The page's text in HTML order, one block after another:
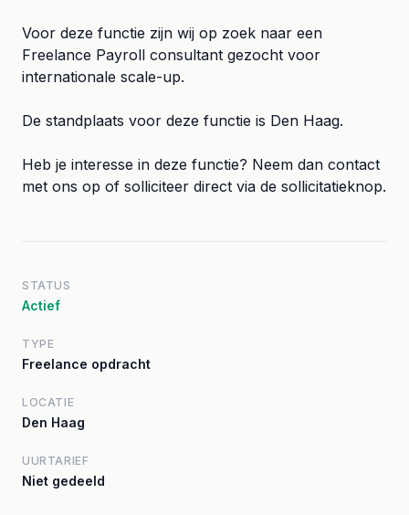
Voor deze functie zijn wij op zoek naar een
Freelance Payroll consultant gezocht voor
internationale scale-up.
De standplaats voor deze functie is Den Haag.
Heb je interesse in deze functie? Neem dan contact
met ons op of solliciteer direct via de sollicitatieknop.
STATUS
Actief
TYPE
Freelance opdracht
LOCATIE
Den Haag
UURTARIEF
Niet gedeeld